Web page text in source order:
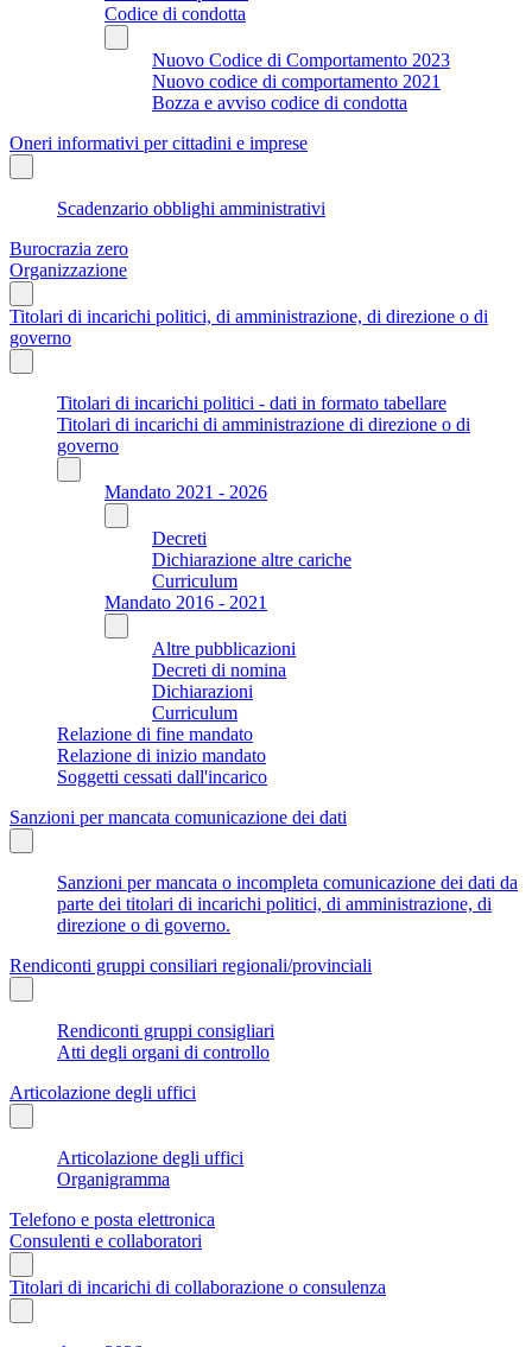
Codice di condotta
Nuovo Codice di Comportamento 2023
Nuovo codice di comportamento 2021
Bozza e avviso codice di condotta
Oneri informativi per cittadini e imprese
Scadenzario obblighi amministrativi
Burocrazia zero
Organizzazione
Titolari di incarichi politici, di amministrazione, di direzione o di
governo
Titolari di incarichi politici - dati in formato tabellare
Titolari di incarichi di amministrazione di direzione o di
governo
Mandato 2021 - 2026
Decreti
Dichiarazione altre cariche
Curriculum
Mandato 2016 - 2021
Altre pubblicazioni
Decreti di nomina
Dichiarazioni
Curriculum
Relazione di fine mandato
Relazione di inizio mandato
Soggetti cessati dall'incarico
Sanzioni per mancata comunicazione dei dati
Sanzioni per mancata o incompleta comunicazione dei dati da
parte dei titolari di incarichi politici, di amministrazione, di
direzione o di governo.
Rendiconti gruppi consiliari regionali/provinciali
Rendiconti gruppi consigliari
Atti degli organi di controllo
Articolazione degli uffici
Articolazione degli uffici
Organigramma
Telefono e posta elettronica
Consulenti e collaboratori
Titolari di incarichi di collaborazione o consulenza